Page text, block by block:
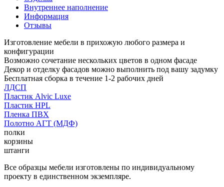
Внутреннее наполнение
Информация
Отзывы
Изготовление мебели в прихожую любого размера и
конфигурации
Возможно сочетание нескольких цветов в одном фасаде
Декор и отделку фасадов можно выполнить под вашу задумку
Бесплатная сборка в течение 1-2 рабочих дней
ЛДСП
Пластик Alvic Luxe
Пластик HPL
Пленка ПВХ
Полотно АГТ (МДФ)
полки
корзины
штанги
Все образцы мебели изготовлены по индивидуальному
проекту в единственном экземпляре.